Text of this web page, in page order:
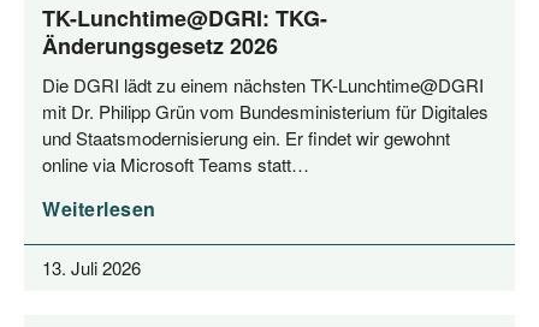
TK-Lunchtime@DGRI: TKG-
Änderungsgesetz 2026
Die DGRI lädt zu einem nächs­ten TK-Lunchtime@DGRI
mit Dr. Phil­ipp Grün vom Bun­des­mi­nis­te­ri­um für Digi­ta­les
und Staats­mo­der­ni­sie­rung ein. Er fin­det wir gewohnt
online via Micro­soft Teams statt…
Weiterlesen
13. Juli 2026